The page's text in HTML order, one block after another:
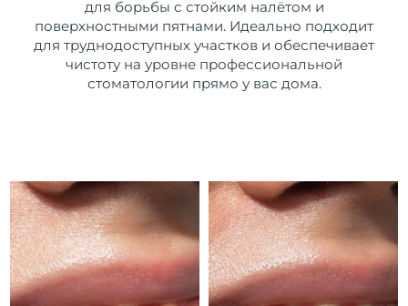
для борьбы с стойким налётом и
поверхностными пятнами. Идеально подходит
для труднодоступных участков и обеспечивает
чистоту на уровне профессиональной
стоматологии прямо у вас дома.
Реюньон
Ожидаемая дата доставки
8/14/26
Румыния
Ожидаемая дата доставки
Саудовская Аравия
Ожидаемая дата доставки
8/10/26
Сингапур
Ожидаемая дата доставки
8/11/26
Ожидаемая дата доставки